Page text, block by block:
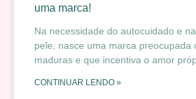
uma marca!
Na necessidade do autocuidado e
pele, nasce uma marca preocupada
maduras e que incentiva o amor
CONTINUAR LENDO »